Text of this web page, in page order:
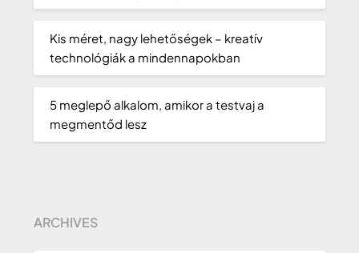
Kis méret, nagy lehetőségek – kreatív
technológiák a mindennapokban
5 meglepő alkalom, amikor a testvaj a
megmentőd lesz
ARCHIVES